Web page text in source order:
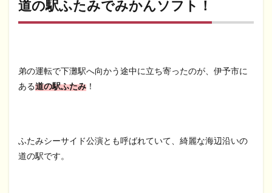
道の駅ふたみでみかんソフト！
弟の運転で下灘駅へ向かう途中に立ち寄ったのが、伊予市に
ある道の駅ふたみ ！
ふたみシーサイド公演とも呼ばれていて、綺麗な海辺沿いの
道の駅です。